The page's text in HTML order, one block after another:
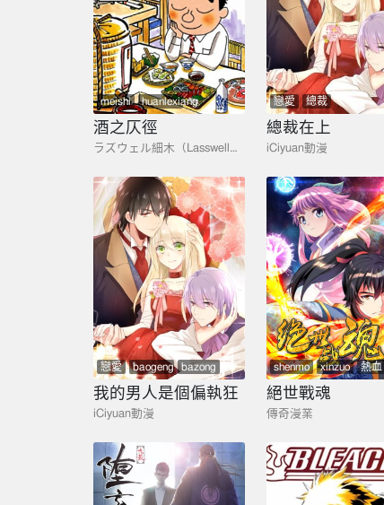
meishi huanlexiang
酒之仄徑
ラズウェル細木（Lasswell細木）
戀愛 總裁
總裁在上
iCiyuan動漫
戀愛 baogeng
bazong
都市
我的男人是個偏執狂
iCiyuan動漫
shenmo xinzuo
熱血
玄幻
mangai
絕世戰魂
傳奇漫業